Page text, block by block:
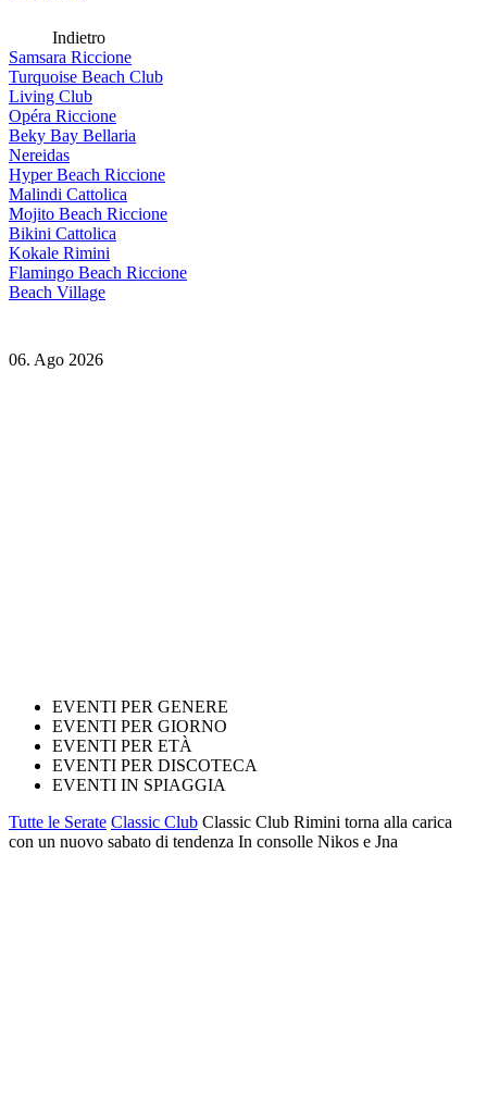
Indietro
Samsara Riccione
Turquoise Beach Club
Living Club
Opéra Riccione
Beky Bay Bellaria
Nereidas
Hyper Beach Riccione
Malindi Cattolica
Mojito Beach Riccione
Bikini Cattolica
Kokale Rimini
Flamingo Beach Riccione
Beach Village
06. Ago 2026
EVENTI PER GENERE
EVENTI PER GIORNO
EVENTI PER ETÀ
EVENTI PER DISCOTECA
EVENTI IN SPIAGGIA
Tutte le Serate Classic Club Classic Club Rimini torna alla carica
con un nuovo sabato di tendenza In consolle Nikos e Jna